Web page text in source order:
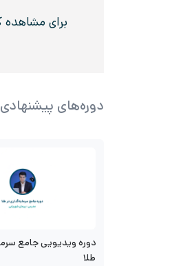
برای مشاهده
دوره‌های پیشنهادی
دوره ویدیویی جامع
طلا